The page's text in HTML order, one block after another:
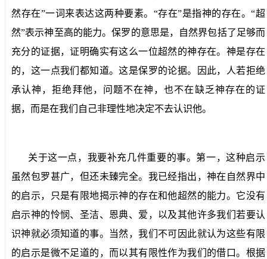
然存在”一词来表达这两种要素。“存在”是指神的存在。“超
然”表示神至高的能力。保罗的意思是，自然界包括了足够而
充分的证据，证明确实有这么一位超然的神存在。神是存在
的，这一点我们都知道。这是保罗的论据。因此，人若拒绝
承认神，拒绝拜他，问题不在神，也不在缺乏神存在的证
据，而是在我们自己非理性地决定不去认识他。
关于这一点，我要补充几件重要的事。第一，这种启示
虽然包罗甚广，但还未臻完全。我已经指出，神在自然界中
的启示，只是有限地揭示神的存在和他超然的能力。它没有
启示神的怜悯、圣洁、恩典、爱，以及其他许多我们若要认
识神就必须知道的事。当然，我们不可因此就认为这些有限
的启示是微不足道的，而以其有限性作为我们的借口。根据